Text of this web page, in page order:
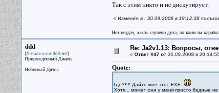
Так с этим никто и не дискутирует.
« Изменён в : 30.09.2008 в 18:12:38
Нет неудач, а есть ступени духа, по коим ты
ddd
[Х-х-хол-л-л-о-ддд-но!]
Прирожденный Джаец
Небесный Дятел
Re: Ja2v1.13: Вопросы,
« Ответ #47 от30.09.2008 в
Quote:
Где?!!!! Дайте мне этот ЕХЕ
Хотя... может они у меня просто бедные